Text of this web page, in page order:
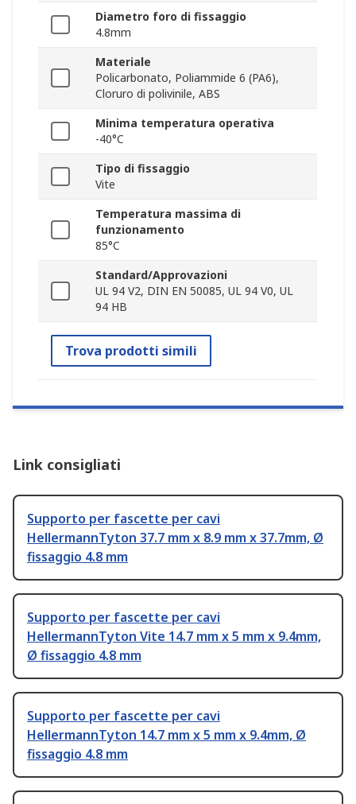
Diametro foro di fissaggio
4.8mm
Materiale
Policarbonato, Poliammide 6 (PA6),
Cloruro di polivinile, ABS
Minima temperatura operativa
-40°C
Tipo di fissaggio
Vite
Temperatura massima di
funzionamento
85°C
Standard/Approvazioni
UL 94 V2, DIN EN 50085, UL 94 V0, UL
94 HB
Trova prodotti simili
Link consigliati
Supporto per fascette per cavi
HellermannTyton 37.7 mm x 8.9 mm x 37.7mm, Ø
fissaggio 4.8 mm
Supporto per fascette per cavi
HellermannTyton Vite 14.7 mm x 5 mm x 9.4mm,
Ø fissaggio 4.8 mm
Supporto per fascette per cavi
HellermannTyton 14.7 mm x 5 mm x 9.4mm, Ø
fissaggio 4.8 mm